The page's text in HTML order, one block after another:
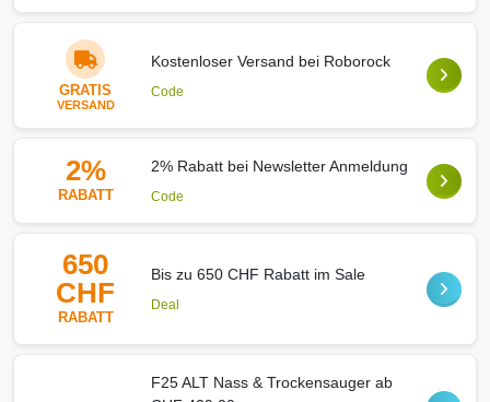
GRATIS
VERSAND
Kostenloser Versand bei Roborock
Code
2%
RABATT
2% Rabatt bei Newsletter Anmeldung
Code
650
CHF
RABATT
Bis zu 650 CHF Rabatt im Sale
Deal
F25 ALT Nass & Trockensauger ab